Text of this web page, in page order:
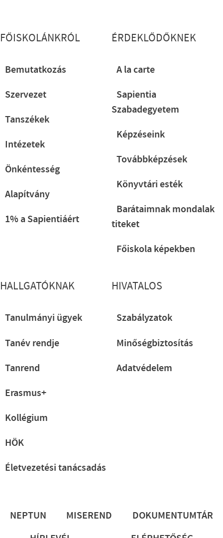
FŐISKOLÁNKRÓL
Bemutatkozás
Szervezet
Tanszékek
Intézetek
Önkéntesség
Alapítvány
1% a Sapientiáért
ÉRDEKLŐDŐKNEK
A la carte
Sapientia
Szabadegyetem
Képzéseink
Továbbképzések
Könyvtári esték
Barátaimnak mondalak
titeket
Főiskola képekben
HALLGATÓKNAK
Tanulmányi ügyek
Tanév rendje
Tanrend
Erasmus+
Kollégium
HÖK
Életvezetési tanácsadás
HIVATALOS
Szabályzatok
Minőségbiztosítás
Adatvédelem
Lábléc
NEPTUN MISEREND
DOKUMENTUMTÁR